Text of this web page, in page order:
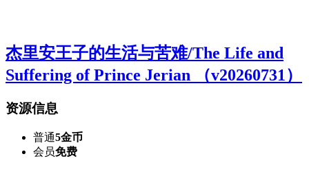
杰里安王子的生活与苦难/The Life and
Suffering of Prince Jerian （v20260731）
资源信息
普通5金币
会员免费